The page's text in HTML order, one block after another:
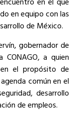
en equipo con las
de México.
gobernador de
a quien
el propósito de
común en el
desarrollo
de empleos.